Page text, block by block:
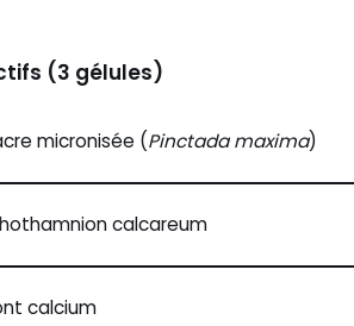
(3 gélules)
micronisée (Pinctada maxima)
calcareum
calcium